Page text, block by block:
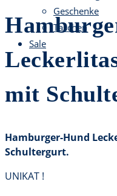
Geschenke
Taschen
Sale
mit
Hamburger-Hund
Schultergurt.
UNIKAT !